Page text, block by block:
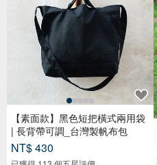
【素面款】黑色短把橫式兩用袋
| 長背帶可調_台灣製帆布包
NT$ 430